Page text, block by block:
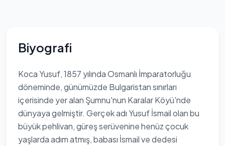
Biyografi
Koca Yusuf, 1857 yılında Osmanlı İmparatorluğu
döneminde, günümüzde Bulgaristan sınırları
içerisinde yer alan Şumnu'nun Karalar Köyü'nde
dünyaya gelmiştir. Gerçek adı Yusuf İsmail olan bu
büyük pehlivan, güreş serüvenine henüz çocuk
yaşlarda adım atmış, babası İsmail ve dedesi